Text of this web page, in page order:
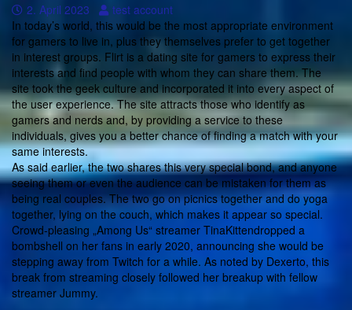
2. April 2023
test account
In today’s world, this would be the most appropriate environment
for gamers to live in, plus they themselves prefer to get together
in interest groups. Flirt is a dating site for gamers to express their
interests and find people with whom they can share them. The
site took the geek culture and incorporated it into every aspect of
the user experience. The site attracts those who identify as
gamers and nerds and, by providing a service to these
individuals, gives you a better chance of finding a match with your
same interests.
As said earlier, the two shares this very special bond, and anyone
seeing them or even the audience can be mistaken for them as
being real couples. The two go on picnics together and do yoga
together, lying on the couch, which makes it appear so special.
Crowd-pleasing „Among Us“ streamer TinaKittendropped a
bombshell on her fans in early 2020, announcing she would be
stepping away from Twitch for a while. As noted by Dexerto, this
break from streaming closely followed her breakup with fellow
streamer Jummy.